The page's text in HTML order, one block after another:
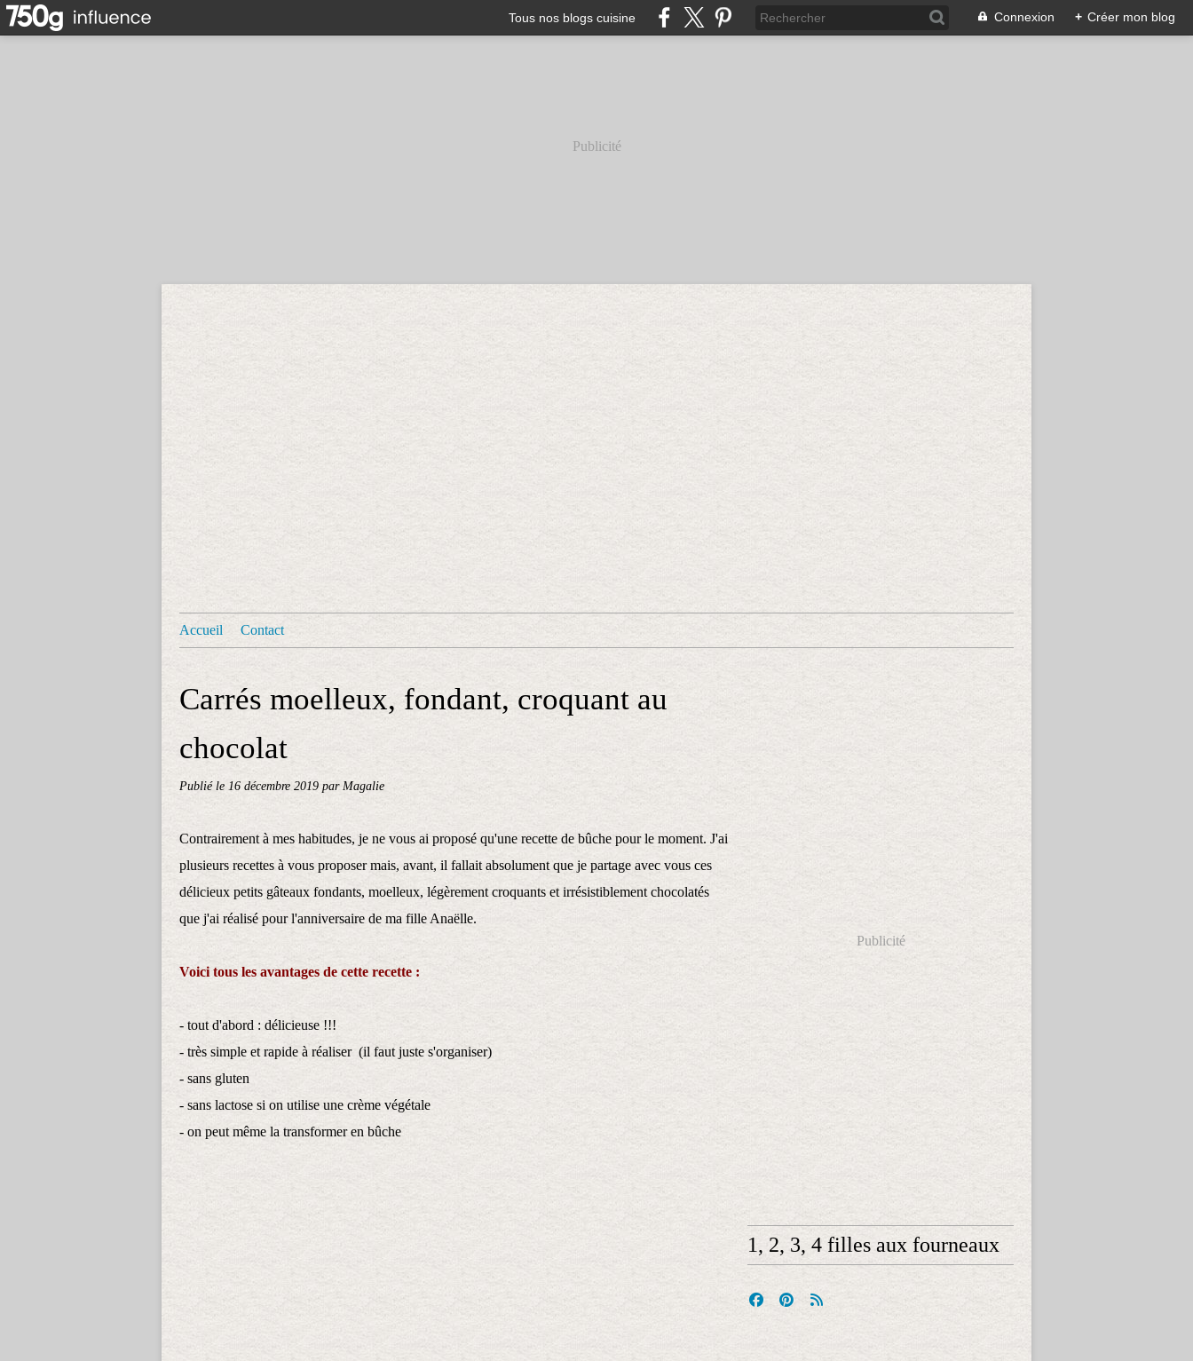
Tous nos blogs cuisine Connexion + Créer mon blog
Publicité
Accueil Contact
Carrés moelleux, fondant, croquant au
chocolat
Publié le 16 décembre 2019 par Magalie
Contrairement à mes habitudes, je ne vous ai proposé qu'une recette de bûche pour le moment. J'ai
plusieurs recettes à vous proposer mais, avant, il fallait absolument que je partage avec vous ces
délicieux petits gâteaux fondants, moelleux, légèrement croquants et irrésistiblement chocolatés
que j'ai réalisé pour l'anniversaire de ma fille Anaëlle.
Voici tous les avantages de cette recette :
- tout d'abord : délicieuse !!!
- très simple et rapide à réaliser (il faut juste s'organiser)
- sans gluten
- sans lactose si on utilise une crème végétale
- on peut même la transformer en bûche
Publicité
1, 2, 3, 4 filles aux fourneaux